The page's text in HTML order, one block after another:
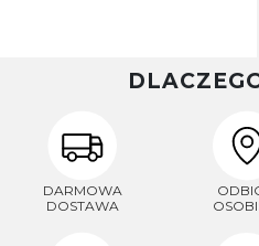
DARMOWA
DOSTAWA